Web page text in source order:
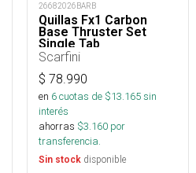
26682026BARB
Quillas Fx1 Carbon
Base Thruster Set
Single Tab
Scarfini
$ 78.990
en 6cuotas de $13.165sin
interés
ahorras $3.160 por
transferencia.
Sin stock disponible